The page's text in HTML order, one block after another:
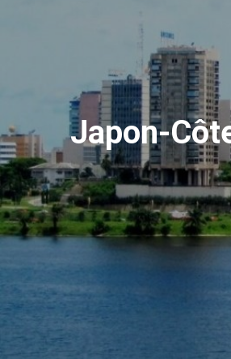
Japon-